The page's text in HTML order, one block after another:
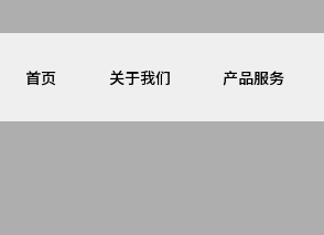
首页 关于我们 产品服务